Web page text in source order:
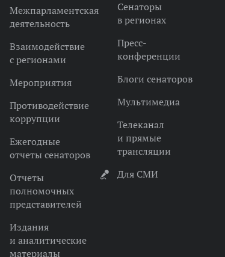
Межпарламентская
деятельность
Взаимодействие
с регионами
Мероприятия
Противодействие
коррупции
Ежегодные
отчеты сенаторов
Отчеты
полномочных
представителей
Издания
и аналитические
материалы
Сенаторы
в регионах
Пресс-
конференции
Блоги сенаторов
Мультимедиа
Телеканал
и прямые
трансляции
Для СМИ